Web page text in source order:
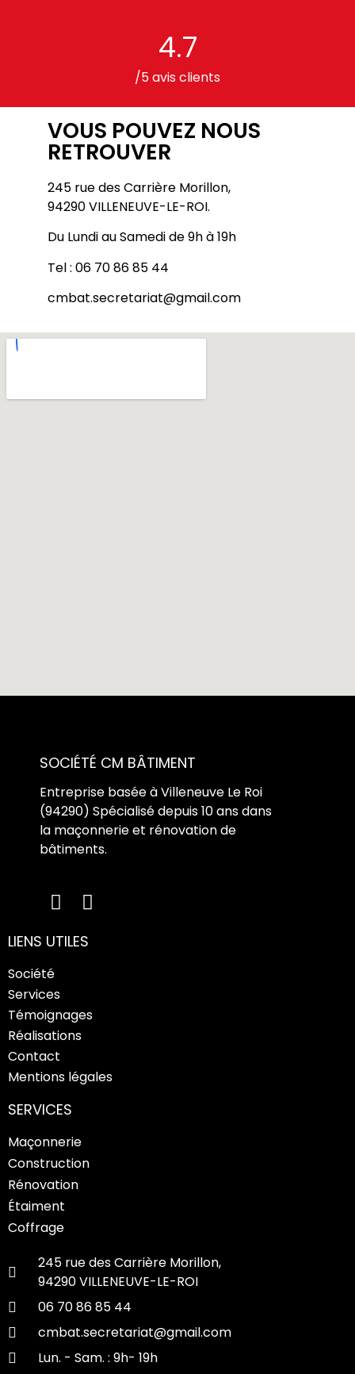
4.7
/5 avis clients
VOUS POUVEZ NOUS
RETROUVER
245 rue des Carrière Morillon,
94290 VILLENEUVE-LE-ROI.
Du Lundi au Samedi de 9h à 19h
Tel : 06 70 86 85 44
cmbat.secretariat@gmail.com
SOCIÉTÉ CM BÂTIMENT
Entreprise basée à Villeneuve Le Roi
(94290) Spécialisé depuis 10 ans dans
la maçonnerie et rénovation de
bâtiments.
LIENS UTILES
Société
Services
Témoignages
Réalisations
Contact
Mentions légales
SERVICES
Maçonnerie
Construction
Rénovation
Étaiment
Coffrage
245 rue des Carrière Morillon,
94290 VILLENEUVE-LE-ROI
06 70 86 85 44
cmbat.secretariat@gmail.com
Lun. - Sam. : 9h- 19h